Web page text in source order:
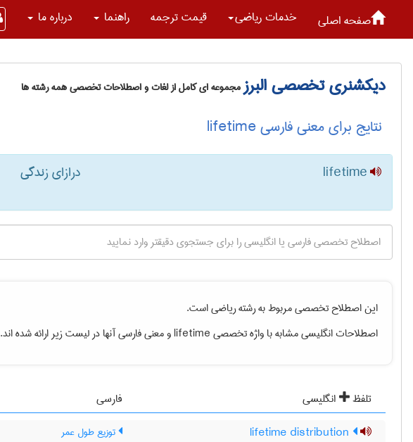
صفحه اصلی خدمات رياضی قیمت ترجمه راهنما درباره ما
دیکشنری تخصصی البرزمجموعه ای کامل از لغات و اصطلاحات تخصصی همه رشته ها
نتایج برای معنی فارسی lifetime
lifetime درازای زندگی
این اصطلاح تخصصی مربوط به رشتهرياضیاست.
اصطلاحات انگلیسی مشابه با واژه تخصصیlifetimeو معنی فارسی آنها در لیست زیر ارائه شده اند.
تلفظ انگلیسی
فارسی
توزیع طول عمر